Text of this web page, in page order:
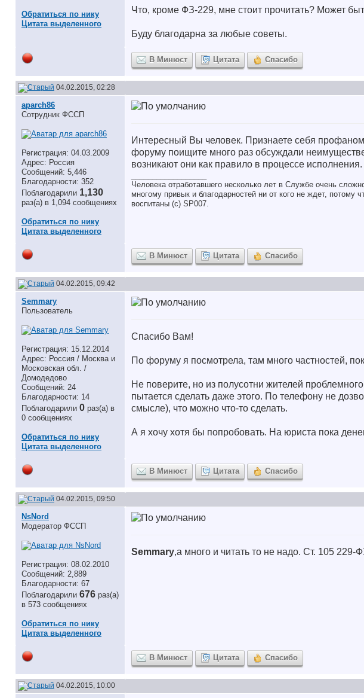
Обратиться по нику
Цитата выделенного
Что, кроме ФЗ-229, мне стоит прочитать? Может
Буду благодарна за любые советы.
В Минюст Цитата Спасибо
04.02.2015, 02:28
aparch86
Сотрудник ФССП
Регистрация: 04.03.2009
Адрес: Россия
Сообщений: 5,446
Благодарности: 352
Поблагодарили 1,130
раз(а) в 1,094 сообщениях
Обратиться по нику
Цитата выделенного
Интересный Вы человек. Признаете себя
форуму поищите много раз обсуждали
возникают они как правило в процессе
Человека отработавшего несколько лет в Службе очень
многому привык и благодарностей ни от кого не ждет, потому
воспитаны (с) SP007.
В Минюст Цитата Спасибо
04.02.2015, 09:42
Semmary
Пользователь
Регистрация: 15.12.2014
Адрес: Россия / Москва и
Московская обл. /
Домодедово
Сообщений: 24
Благодарности: 14
Поблагодарили 0 раз(а) в
0 сообщениях
Обратиться по нику
Цитата выделенного
Спасибо Вам!
По форуму я посмотрела, там много частностей,
Не поверите, но из полусотни жителей
пытается сделать даже этого. По телефону не
смысле), что можно что-то сделать.
А я хочу хотя бы попробовать. На юриста пока
В Минюст Цитата Спасибо
04.02.2015, 09:50
NsNord
Модератор ФССП
Регистрация: 08.02.2010
Сообщений: 2,889
Благодарности: 67
Поблагодарили 676 раз(а)
в 573 сообщениях
Обратиться по нику
Цитата выделенного
Semmary,а много и читать то не надо. Ст. 105
В Минюст Цитата Спасибо
04.02.2015, 10:00